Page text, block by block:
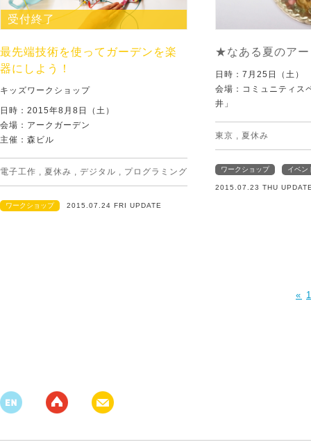
受付終了
最先端技術を使ってガーデンを楽
器にしよう！
キッズワークショップ
日時：2015年8月8日（土）
会場：アークガーデン
主催：森ビル
電子工作 , 夏休み , デジタル , プログラミング
ワークショップ 2015.07.24 FRI UPDATE
★なある夏のア
日時：7月25日（土）
会場：コミュニティス
井」
東京 , 夏休み
ワークショップ イベン
2015.07.23 THU
«